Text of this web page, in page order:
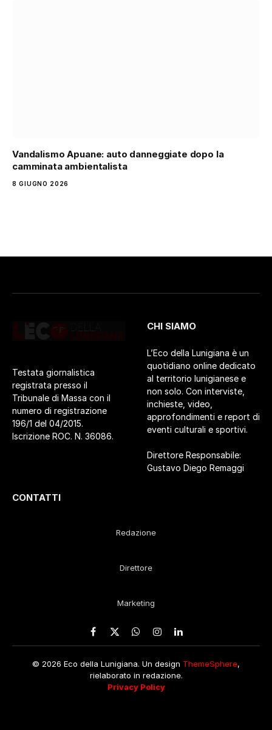
Vandalismo Apuane: auto danneggiate dopo la
camminata ambientalista
8 GIUGNO 2026
Testata giornalistica
registrata presso il
Tribunale di Massa con il
numero di registrazione
196/1 del 04/2015.
Iscrizione ROC. N. 36086.
CHI SIAMO
L’Eco della Lunigiana è un
quotidiano online dedicato
al territorio lunigianese e
non solo. Con interviste,
inchieste, video,
approfondimenti e report di
eventi culturali e sportivi.
Direttore Responsabile:
Gustavo Diego Remaggi
CONTATTI
Redazione
Direttore
Marketing
Facebook
X
WhatsApp
Instagram
LinkedIn
© 2026 Eco della Lunigiana. Un design ThemeSphere,
rielaborato in redazione.
Privacy Policy